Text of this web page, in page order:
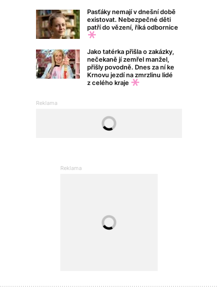
Pasťáky nemají v dnešní době
existovat. Nebezpečné děti
patří do vězení, říká odbornice
Jako tatérka přišla o zakázky,
nečekaně jí zemřel manžel,
přišly povodně. Dnes za ní ke
Krnovu jezdí na zmrzlinu lidé
z celého kraje